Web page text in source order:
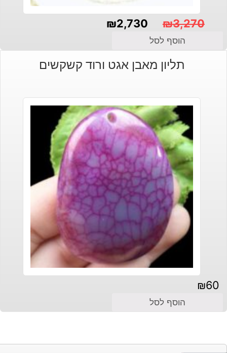
₪3,270
המקורי
₪2,730
הנוכחי
הוסף לסל
תליון מאבן אגט ורוד קשקשים
₪60
הוסף לסל